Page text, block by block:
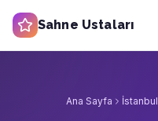
Sahne Ustaları
Ana Sayfa İstanbul